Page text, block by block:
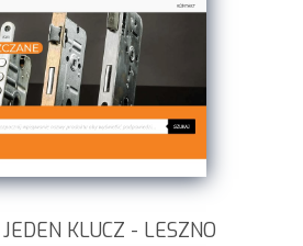
KLUCZ - LESZNO